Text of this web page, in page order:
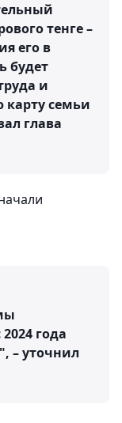
тенге –
его в
будет
и
семьи
глава
года
– уточнил